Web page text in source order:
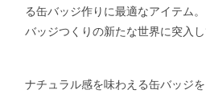
る缶バッジ作りに最適なアイテム
バッジつくりの新たな世界に突入
ナチュラル感を味わえる缶バッジ